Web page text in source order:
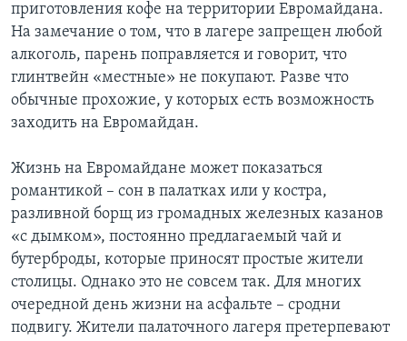
приготовления кофе на территории Евромайдана.
На замечание о том, что в лагере запрещен любой
алкоголь, парень поправляется и говорит, что
глинтвейн «местные» не покупают. Разве что
обычные прохожие, у которых есть возможность
заходить на Евромайдан.
Жизнь на Евромайдане может показаться
романтикой – сон в палатках или у костра,
разливной борщ из громадных железных казанов
«с дымком», постоянно предлагаемый чай и
бутерброды, которые приносят простые жители
столицы. Однако это не совсем так. Для многих
очередной день жизни на асфальте – сродни
подвигу. Жители палаточного лагеря претерпевают